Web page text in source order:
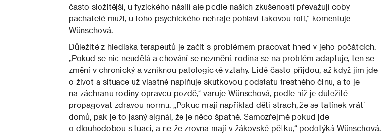
často složitější, u fyzického násilí ale podle našich zkušeností převažují coby
pachatelé muži, u toho psychického nehraje pohlaví takovou roli,“ komentuje
Wünschová.
Důležité z hlediska terapeutů je začít s problémem pracovat hned v jeho počátcích.
„Pokud se nic neudělá a chování se nezmění, rodina se na problém adaptuje, ten se
změní v chronický a vzniknou patologické vztahy. Lidé často přijdou, až když jim jde
o život a situace už vlastně naplňuje skutkovou podstatu trestného činu, a to je
na záchranu rodiny opravdu pozdě,“ varuje Wünschová, podle níž je důležité
propagovat zdravou normu. „Pokud mají například děti strach, že se tatínek vrátí
domů, pak je to jasný signál, že je něco špatně. Samozřejmě pokud jde
o dlouhodobou situaci, a ne že zrovna mají v žákovské pětku,“ podotýká Wünschová.